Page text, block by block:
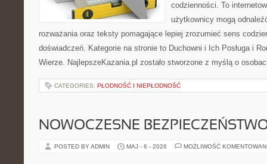
codzienności. To
użytkownicy mogą
rozważania oraz teksty pomagające lepiej zrozumieć sens
doświadczeń. Kategorie na stronie to Duchowni i Ich Posługa i
Wierze. NajlepszeKazania.pl zostało stworzone z myślą o
CATEGORIES: PŁODNOŚĆ I NIEPŁODNOŚĆ
NOWOCZESNE
POSTED BY ADMIN MAJ - 6 - 2026 MOŻLIWOŚĆ